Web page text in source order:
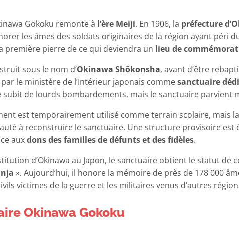
Gokoku remonte à l’ère Meiji. En 1906, la préfecture
les âmes des soldats originaires de la région ayant péri
première pierre de ce qui deviendra un lieu de
sous le nom d’Okinawa Shôkonsha, avant d’être
le ministère de l’Intérieur japonais commesanctuaire
subit de lourds bombardements, mais le sanctuaire parvient
est temporairement utilisé comme terrain scolaire, mais
à reconstruire le sanctuaire. Une structure provisoire est
auxdons des familles de défunts et des fidèles.
d’Okinawa au Japon, le sanctuaire obtient le statut
». Aujourd’hui, il honore la mémoire de près de 178 000
victimes de la guerre et les militaires venus d’autres
Okinawa Gokoku